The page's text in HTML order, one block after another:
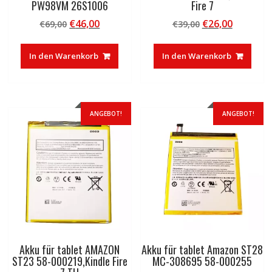
PW98VM 26S1006
€69,00 Ursprünglicher
war:
€69,00
€46,00Aktueller
ist:
€46,00.
In den Warenkorb
Fire 7
€39,00 Ursprünglicher
war:
€39,00
€26,00
ist:
€26,00.
In den Warenkorb
ANGEBOT!
Akku für tablet AMAZON
ST23 58-000219,Kindle Fire
ANGEBOT!
Akku für tablet Amazon ST28
MC-308695 58-000255